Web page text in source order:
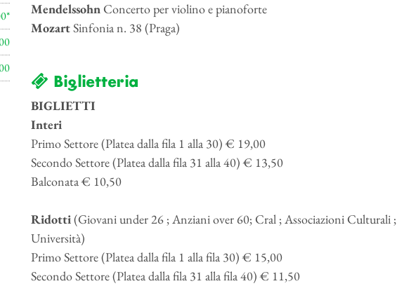
MendelssohnConcerto per violino e pianoforte
MozartSinfonia n. 38 (Praga)
Biglietteria
BIGLIETTI
Interi
Primo Settore (Platea dalla fila 1 alla 30) € 19,00
Secondo Settore (Platea dalla fila 31 alla 40) € 13,50
Balconata € 10,50
Ridotti(Giovani under 26 ; Anziani over 60; Cral ; Associazioni Culturali
Università)
Primo Settore (Platea dalla fila 1 alla fila 30) € 15,00
Secondo Settore (Platea dalla fila 31 alla fila 40) € 11,50